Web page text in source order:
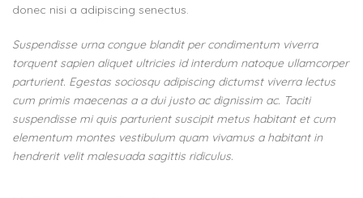
donec nisi a adipiscing senectus.
Suspendisse urna congue blandit per condimentum viverra
torquent sapien aliquet ultricies id interdum natoque ullamcorper
parturient. Egestas sociosqu adipiscing dictumst viverra lectus
cum primis maecenas a a dui justo ac dignissim ac. Taciti
suspendisse mi quis parturient suscipit metus habitant et cum
elementum montes vestibulum quam vivamus a habitant in
hendrerit velit malesuada sagittis ridiculus.